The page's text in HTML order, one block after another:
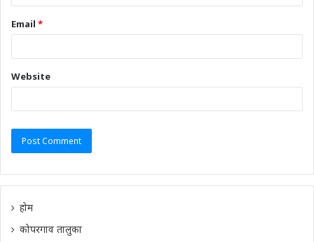
Email *
Website
होम
कोपरगाव तालुका